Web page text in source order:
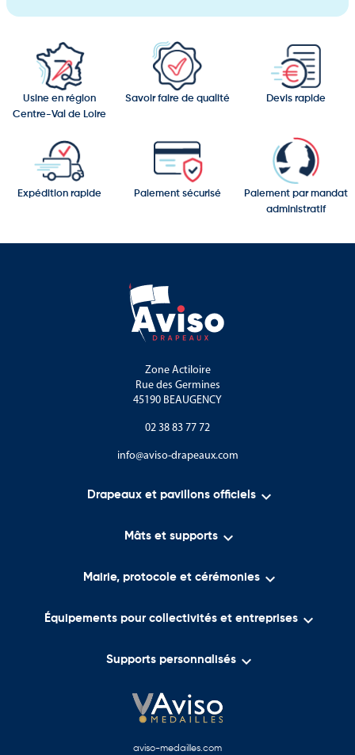
simple et efficace pour créer une ambiance patriotique,
rapide lors d’événements.
Léger, pratique et prêt à l'emploi, ce drapeau en papier du
Luxembourg est un support essentiel pour vos manifestations à
grande échelle.
Usine en région
Centre-Val de Loire
Savoir faire de qualité Devis rapide
Expédition rapide Paiement sécurisé
Paiement par mandat
administratif
Zone Actiloire
Rue des Germines
45190 BEAUGENCY
02 38 83 77 72
info@aviso-drapeaux.com
Drapeaux et pavillons officiels 
Mâts et supports 
Mairie, protocole et cérémonies 
Équipements pour collectivités et entreprises 
Supports personnalisés 
aviso-medailles.com